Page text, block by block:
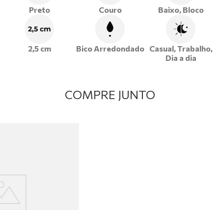
Preto Couro Baixo, Bloco
2,5 cm
2,5 cm Bico Arredondado
Casual, Trabalho,
Dia a dia
COMPRE JUNTO